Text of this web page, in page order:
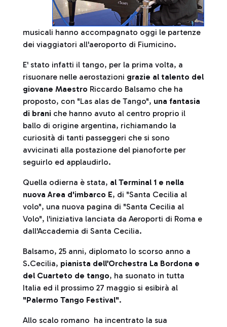
musicali hanno accompagnato oggi le partenze
dei viaggiatori all'aeroporto di Fiumicino.
E' stato infatti il tango, per la prima volta, a
risuonare nelle aerostazioni grazie al talento del
giovane Maestro Riccardo Balsamo che ha
proposto, con "Las alas de Tango", una fantasia
di brani che hanno avuto al centro proprio il
ballo di origine argentina, richiamando la
curiosità di tanti passeggeri che si sono
avvicinati alla postazione del pianoforte per
seguirlo ed applaudirlo.
Quella odierna è stata, al Terminal 1 e nella
nuova Area d'imbarco E, di "Santa Cecilia al
volo", una nuova pagina di "Santa Cecilia al
Volo", l'iniziativa lanciata da Aeroporti di Roma e
dall'Accademia di Santa Cecilia.
Balsamo, 25 anni, diplomato lo scorso anno a
S.Cecilia, pianista dell’Orchestra La Bordona e
del Cuarteto de tango, ha suonato in tutta
Italia ed il prossimo 27 maggio si esibirà al
"Palermo Tango Festival".
Allo scalo romano ha incentrato la sua